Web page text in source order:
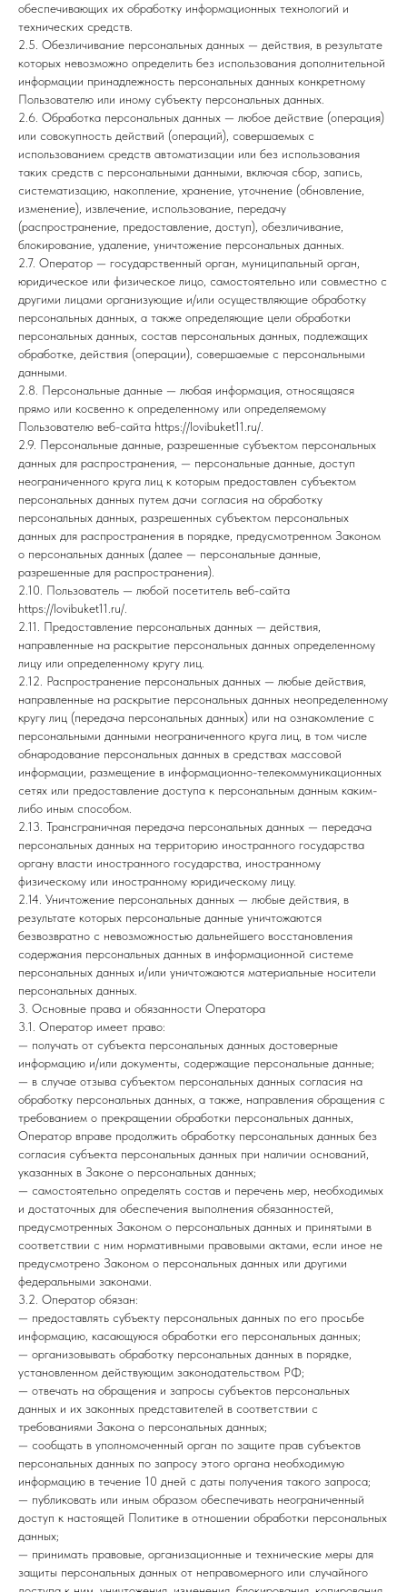
обеспечивающих их обработку информационных технологий и
технических средств.
2.5. Обезличивание персональных данных — действия, в результате
которых невозможно определить без использования дополнительной
информации принадлежность персональных данных конкретному
Пользователю или иному субъекту персональных данных.
2.6. Обработка персональных данных — любое действие (операция)
или совокупность действий (операций), совершаемых с
использованием средств автоматизации или без использования
таких средств с персональными данными, включая сбор, запись,
систематизацию, накопление, хранение, уточнение (обновление,
изменение), извлечение, использование, передачу
(распространение, предоставление, доступ), обезличивание,
блокирование, удаление, уничтожение персональных данных.
2.7. Оператор — государственный орган, муниципальный орган,
юридическое или физическое лицо, самостоятельно или совместно с
другими лицами организующие и/или осуществляющие обработку
персональных данных, а также определяющие цели обработки
персональных данных, состав персональных данных, подлежащих
обработке, действия (операции), совершаемые с персональными
данными.
2.8. Персональные данные — любая информация, относящаяся
прямо или косвенно к определенному или определяемому
Пользователю веб-сайта https://lovibuket11.ru/.
2.9. Персональные данные, разрешенные субъектом персональных
данных для распространения, — персональные данные, доступ
неограниченного круга лиц к которым предоставлен субъектом
персональных данных путем дачи согласия на обработку
персональных данных, разрешенных субъектом персональных
данных для распространения в порядке, предусмотренном Законом
о персональных данных (далее — персональные данные,
разрешенные для распространения).
2.10. Пользователь — любой посетитель веб-сайта
https://lovibuket11.ru/.
2.11. Предоставление персональных данных — действия,
направленные на раскрытие персональных данных определенному
лицу или определенному кругу лиц.
2.12. Распространение персональных данных — любые действия,
направленные на раскрытие персональных данных неопределенному
кругу лиц (передача персональных данных) или на ознакомление с
персональными данными неограниченного круга лиц, в том числе
обнародование персональных данных в средствах массовой
информации, размещение в информационно-телекоммуникационных
сетях или предоставление доступа к персональным данным каким-
либо иным способом.
2.13. Трансграничная передача персональных данных — передача
персональных данных на территорию иностранного государства
органу власти иностранного государства, иностранному
физическому или иностранному юридическому лицу.
2.14. Уничтожение персональных данных — любые действия, в
результате которых персональные данные уничтожаются
безвозвратно с невозможностью дальнейшего восстановления
содержания персональных данных в информационной системе
персональных данных и/или уничтожаются материальные носители
персональных данных.
3. Основные права и обязанности Оператора
3.1. Оператор имеет право:
— получать от субъекта персональных данных достоверные
информацию и/или документы, содержащие персональные данные;
— в случае отзыва субъектом персональных данных согласия на
обработку персональных данных, а также, направления обращения с
требованием о прекращении обработки персональных данных,
Оператор вправе продолжить обработку персональных данных без
согласия субъекта персональных данных при наличии оснований,
указанных в Законе о персональных данных;
— самостоятельно определять состав и перечень мер, необходимых
и достаточных для обеспечения выполнения обязанностей,
предусмотренных Законом о персональных данных и принятыми в
соответствии с ним нормативными правовыми актами, если иное не
предусмотрено Законом о персональных данных или другими
федеральными законами.
3.2. Оператор обязан:
— предоставлять субъекту персональных данных по его просьбе
информацию, касающуюся обработки его персональных данных;
— организовывать обработку персональных данных в порядке,
установленном действующим законодательством РФ;
— отвечать на обращения и запросы субъектов персональных
данных и их законных представителей в соответствии с
требованиями Закона о персональных данных;
— сообщать в уполномоченный орган по защите прав субъектов
персональных данных по запросу этого органа необходимую
информацию в течение 10 дней с даты получения такого запроса;
— публиковать или иным образом обеспечивать неограниченный
доступ к настоящей Политике в отношении обработки персональных
данных;
— принимать правовые, организационные и технические меры для
защиты персональных данных от неправомерного или случайного